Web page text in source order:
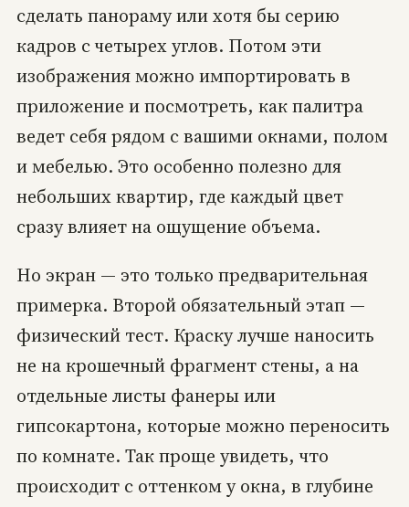
сделать панораму или хотя бы серию
кадров с четырех углов. Потом эти
изображения можно импортировать в
приложение и посмотреть, как палитра
ведет себя рядом с вашими окнами, полом
и мебелью. Это особенно полезно для
небольших квартир, где каждый цвет
сразу влияет на ощущение объема.
Но экран — это только предварительная
примерка. Второй обязательный этап —
физический тест. Краску лучше наносить
не на крошечный фрагмент стены, а на
отдельные листы фанеры или
гипсокартона, которые можно переносить
по комнате. Так проще увидеть, что
происходит с оттенком у окна, в глубине